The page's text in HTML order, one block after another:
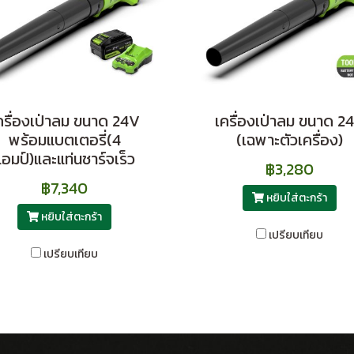
รื่องเป่าลม ขนาด 24V
พร้อมแบตเตอรี่(4
มป์)และแท่นชาร์จเร็ว
฿7,340
หยิบใส่ตะกร้า
เปรียบเทียบ
เครื่องเป่าลม ขนาด
(เฉพาะตัวเครื่อง)
฿3,280
หยิบใส่ตะกร้า
เปรียบเทียบ